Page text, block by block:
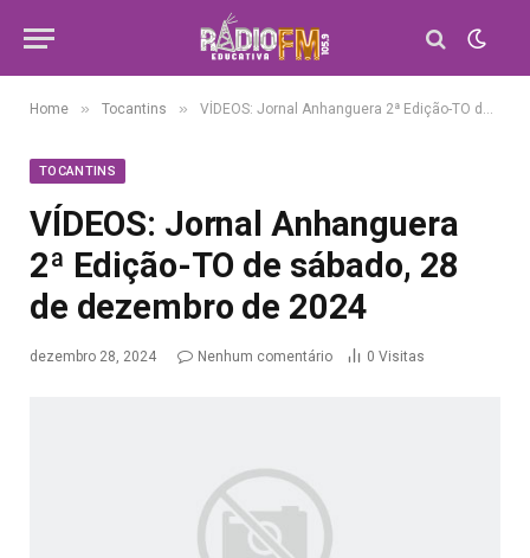
Home » Tocantins » VÍDEOS: Jornal Anhanguera 2ª Edição-TO de sábado, 28 de dezembro de 2024
TOCANTINS
VÍDEOS: Jornal Anhanguera
2ª Edição-TO de sábado, 28
de dezembro de 2024
dezembro 28, 2024 Nenhum comentário 0 Visitas